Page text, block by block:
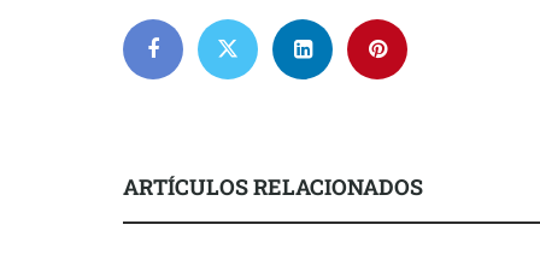
ARTÍCULOS RELACIONADOS